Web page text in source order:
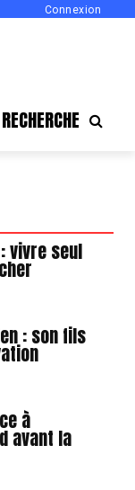
Connexion
RECHERCHE
vivre seul
: son fils
à
avant la